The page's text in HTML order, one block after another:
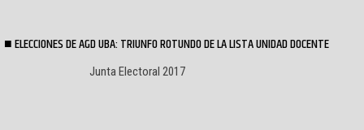
ELECCIONES DE AGD UBA: TRIUNFO ROTUNDO DE LA LISTA UNIDAD DOCENTE
Junta Electoral 2017